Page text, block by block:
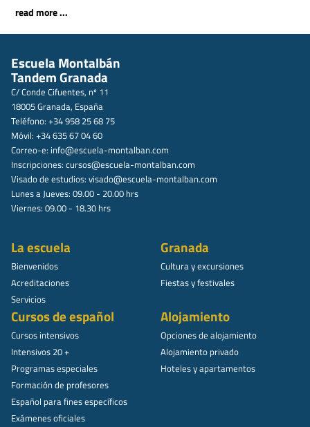
read more ...
Escuela Montalbán
Tandem Granada
C/ Conde Cifuentes, nº 11
18005 Granada, España
Teléfono: +34 958 25 68 75
Móvil: +34 635 67 04 60
Correo-e: info@escuela-montalban.com
Inscripciones: cursos@escuela-montalban.com
Visado de estudios: visado@escuela-montalban.com
Lunes a Jueves: 09.00 - 20.00 hrs
Viernes: 09.00 - 18.30 hrs
La escuela
Bienvenidos
Acreditaciones
Servicios
Granada
Cultura y excursiones
Fiestas y festivales
Cursos de español
Cursos intensivos
Intensivos 20 +
Programas especiales
Formación de profesores
Español para fines específicos
Exámenes oficiales
Alojamiento
Opciones de alojamiento
Alojamiento privado
Hoteles y apartamentos